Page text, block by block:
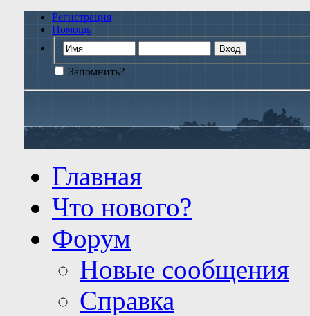
Регистрация
Помощь
Запомнить?
Главная
Что нового?
Форум
Новые сообщения
Справка